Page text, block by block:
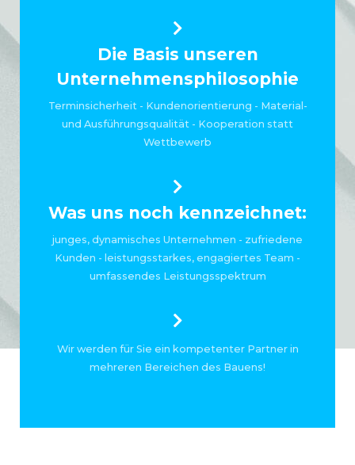
Die Basis unseren
Unternehmensphilosophie
Terminsicherheit - Kundenorientierung - Material-
und Ausführungsqualität - Kooperation statt
Wettbewerb
Was uns noch kennzeichnet:
junges, dynamisches Unternehmen - zufriedene
Kunden - leistungsstarkes, engagiertes Team -
umfassendes Leistungsspektrum
Wir werden für Sie ein kompetenter Partner in
mehreren Bereichen des Bauens!